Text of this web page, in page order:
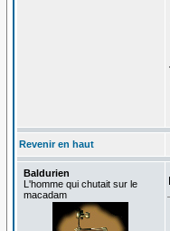
Revenir en haut
Baldurien
L'homme qui chutait sur le
macadam